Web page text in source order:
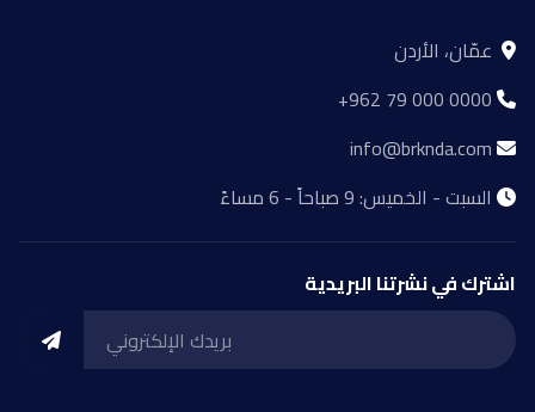
عمّان، الأردن
+962 79 000 0000
info@brknda.com
السبت - الخميس: 9 صباحاً - 6 مساءً
اشترك في نشرتنا البريدية